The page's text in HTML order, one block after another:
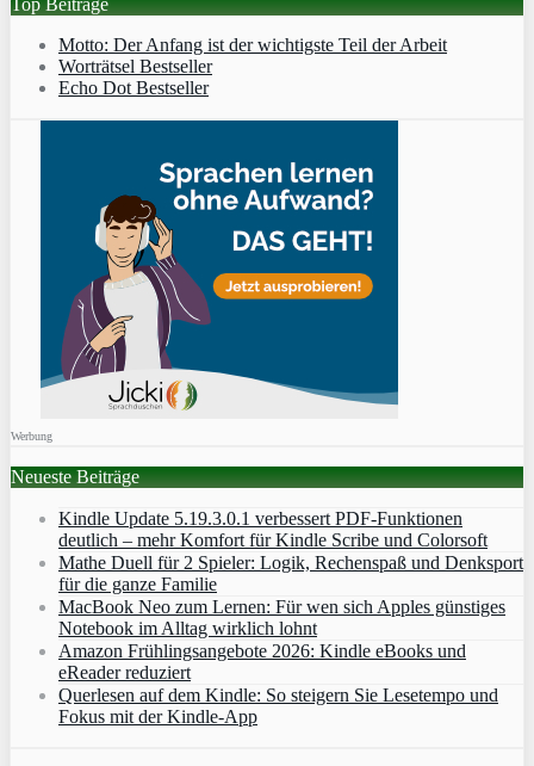
Motto: Der Anfang ist der wichtigste Teil der Arbeit
Worträtsel Bestseller
Echo Dot Bestseller
Werbung
Neueste Beiträge
Kindle Update 5.19.3.0.1 verbessert PDF-Funktionen
deutlich – mehr Komfort für Kindle Scribe und Colorsoft
Mathe Duell für 2 Spieler: Logik, Rechenspaß und Denksport
für die ganze Familie
MacBook Neo zum Lernen: Für wen sich Apples günstiges
Notebook im Alltag wirklich lohnt
Amazon Frühlingsangebote 2026: Kindle eBooks und
eReader reduziert
Querlesen auf dem Kindle: So steigern Sie Lesetempo und
Fokus mit der Kindle-App